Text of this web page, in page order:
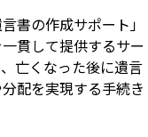
書の作成サポート」
貫して提供するサー
亡くなった後に遺言
配を実現する手続き